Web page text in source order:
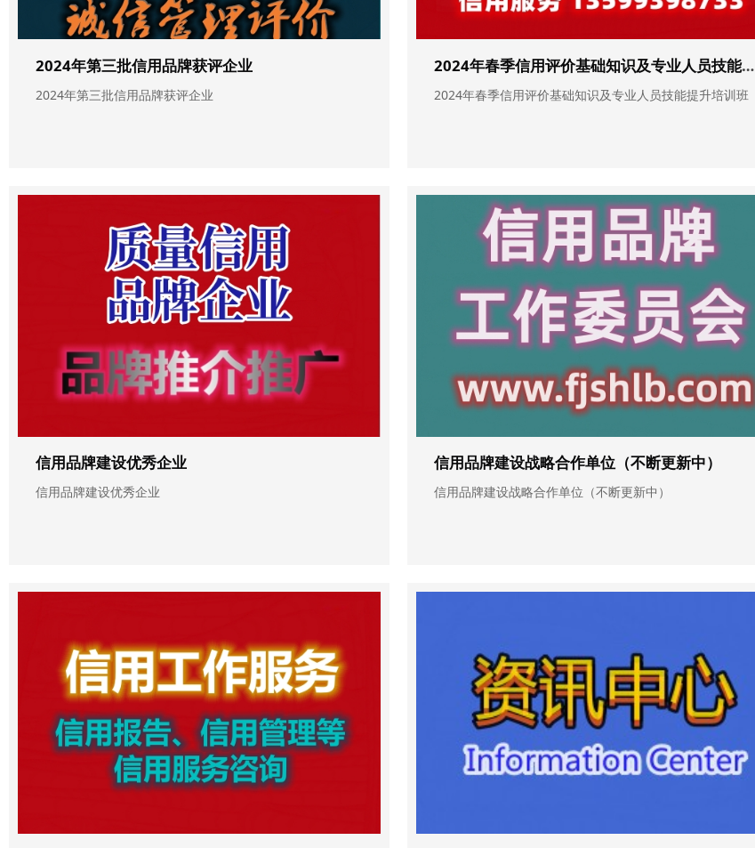
2024年第三批信用品牌获评企业
2024年第三批信用品牌获评企业
2024年春季信用评价基础知识及专业人员技能提升培训班
2024年春季信用评价基础知识及专业人员技能提升培训班
信用品牌建设优秀企业
信用品牌建设优秀企业
信用品牌建设战略合作单位（不断更新中）
信用品牌建设战略合作单位（不断更新中）